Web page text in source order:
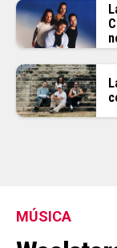
MÚSICA